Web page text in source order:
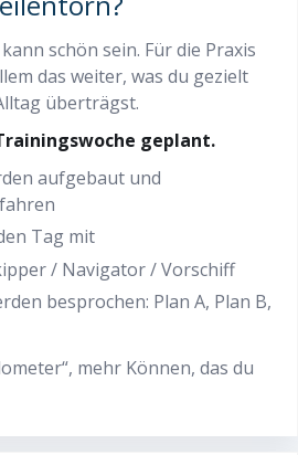
schön sein. Für die Praxis
das weiter, was du gezielt
überträgst.
geplant.
aufgebaut und
Tag mit
/ Navigator / Vorschiff
besprochen: Plan A, Plan B,
mehr Können, das du